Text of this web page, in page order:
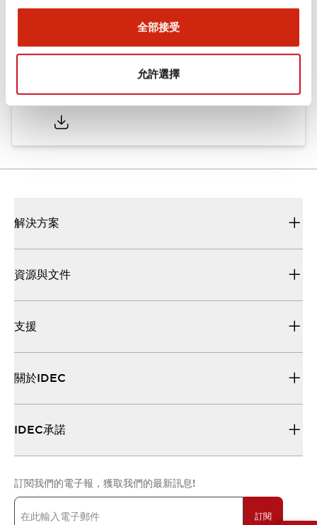
全部接受
允許選擇
2022/04/07.PDF942.26KB
2025/05/19.PDF2.36MB
解決方案
資源與文件
支援
關於IDEC
IDEC承諾
訂閱我們的電子報，獲取我們的最新訊息!
訂閱